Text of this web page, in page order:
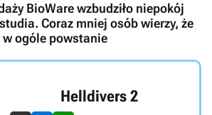
BioWare wzbudziło niepokój
Coraz mniej osób wierzy, że
w ogóle powstanie
Helldivers 2